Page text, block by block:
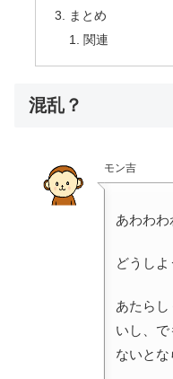
まとめ
関連
混乱？
モン吉
あわわわ
どうしよ
あたら
いし、
ないとな